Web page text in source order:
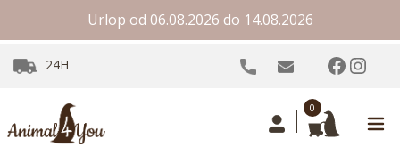
Urlop od 06.08.2026 do 14.08.2026
24H
0